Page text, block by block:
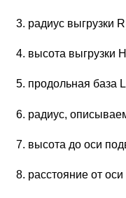
радиус выгрузки R
высота выгрузки H
продольная база L
радиус,
высота до оси
расстояние от